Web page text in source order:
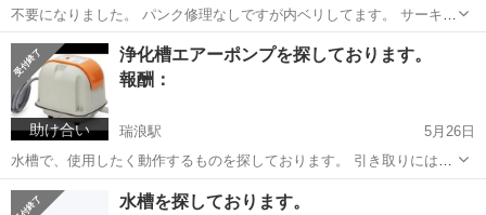
不要になりました。 パンク修理なしですが内ベリしてます。 サーキッ
ト等の遊びタイヤにいかがですか？
岐阜 土岐市 瑞浪駅 タイヤ、ホイール セット
助け合い
浄化槽エアーポンプを探しております。
報酬：
瑞浪駅
5月26日
水槽で、使用したく動作するものを探しております。 引き取りには伺
います。
岐阜 瑞浪駅 買いたい/ください
水槽を探しております。